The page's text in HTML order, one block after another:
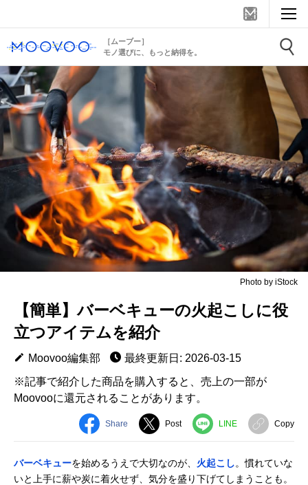
［ムーブー］
モノ選びに、もっと納得を。
Photo by iStock
【簡単】バーベキューの火起こしに役
立つアイテムを紹介
Moovoo編集部
最終更新日: 2026-03-15
※記事で紹介した商品を購入すると、売上の一部が
Moovooに還元されることがあります。
Share Post LINE Copy
バーベキューを始めるうえで大切なのが、 火起こし。慣れていな
いと上手に薪や炭に着火せず、気分を盛り下げてしまうことも。